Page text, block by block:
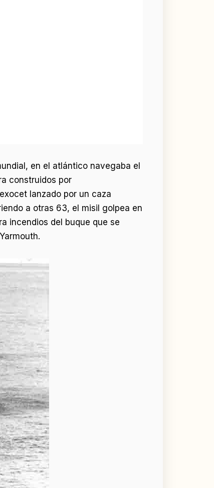
en el atlántico navegaba el
construidos por
lanzado por un caza
a otras 63, el misil golpea en
incendios del buque que se